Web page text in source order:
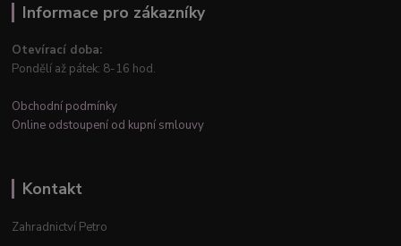
Informace pro zákazníky
Otevírací doba:
Pondělí až pátek: 8-16 hod.
Obchodní podmínky
Online odstoupení od kupní smlouvy
Kontakt
Zahradnictví Petro